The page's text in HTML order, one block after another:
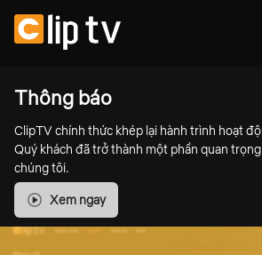
Thông báo
ClipTV chính thức khép lại hành trình hoạt
Quý khách đã trở thành một phần quan
chúng tôi.
Xem ngay